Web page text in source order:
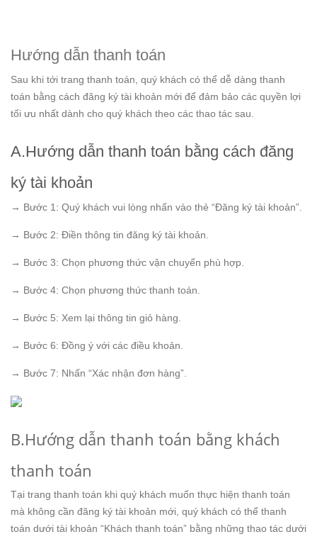
Hướng dẫn thanh toán
Sau khi tới trang thanh toán, quý khách có thể dễ dàng thanh
toán bằng cách đăng ký tài khoản mới để đảm bảo các quyền lợi
tối ưu nhất dành cho quý khách theo các thao tác sau.
A.Hướng dẫn thanh toán bằng cách đăng
ký tài khoản
→ Bước 1: Quý khách vui lòng nhấn vào thẻ “Đăng ký tài khoản”.
→ Bước 2: Điền thông tin đăng ký tài khoản.
→ Bước 3: Chọn phương thức vận chuyển phù hợp.
→ Bước 4: Chọn phương thức thanh toán.
→ Bước 5: Xem lại thông tin giỏ hàng.
→ Bước 6: Đồng ý với các điều khoản.
→ Bước 7: Nhấn “Xác nhận đơn hàng”.
B.Hướng dẫn thanh toán bằng khách
thanh toán
Tại trang thanh toán khi quý khách muốn thực hiện thanh toán
mà không cần đăng ký tài khoản mới, quý khách có thể thanh
toán dưới tài khoản “Khách thanh toán” bằng những thao tác dưới